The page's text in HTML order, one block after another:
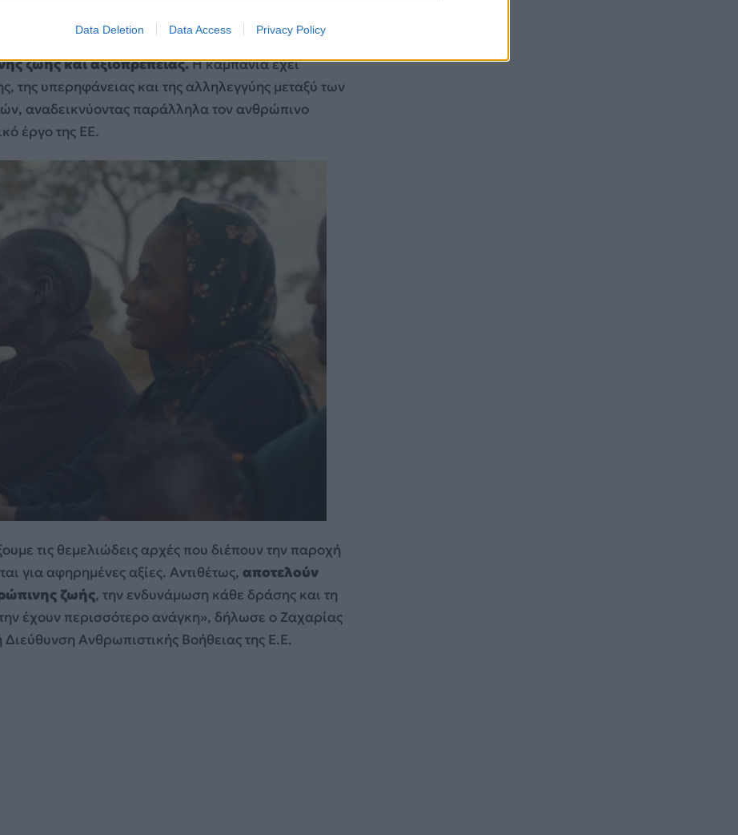
Data Deletion Data Access Privacy Policy
το 2025, η ΕΕ παραμένει σταθερά
πάντα με γνώμονα τις πραγματικές ανάγκες
ζωής και αξιοπρέπειας.Η καμπάνια έχει
της υπερηφάνειας και της αλληλεγγύης μεταξύ των
αναδεικνύοντας παράλληλα τον ανθρώπινο
έργο της ΕΕ.
τις θεμελιώδεις αρχές που διέπουν την παροχή
για αφηρημένες αξίες. Αντιθέτως, αποτελούν
ζωής, την ενδυνάμωση κάθε δράσης και τη
έχουν περισσότερο ανάγκη», δήλωσε ο Ζαχαρίας
Ανθρωπιστικής Βοήθειας της Ε.Ε.